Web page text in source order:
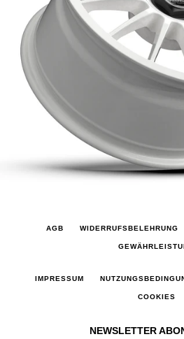
AGB WIDERRUFSBELEHRUNG
IMPRESSUM
COOKIES
NEWSLETTER